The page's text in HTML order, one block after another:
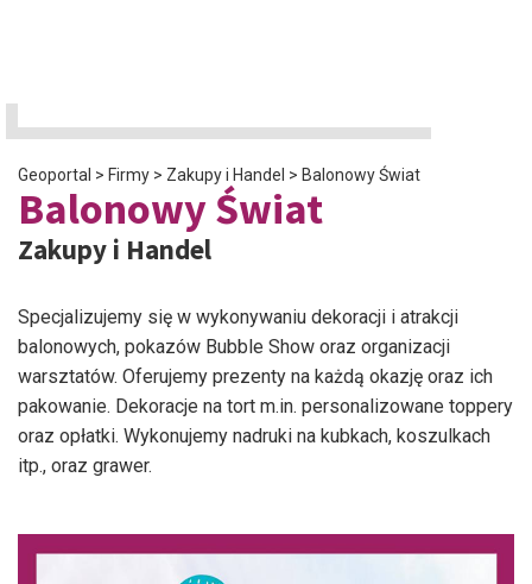
Geoportal > Firmy > Zakupy i Handel > Balonowy Świat
Balonowy Świat
Zakupy i Handel
Specjalizujemy się w wykonywaniu dekoracji i atrakcji
balonowych, pokazów Bubble Show oraz organizacji
warsztatów. Oferujemy prezenty na każdą okazję oraz ich
pakowanie. Dekoracje na tort m.in. personalizowane toppery
oraz opłatki. Wykonujemy nadruki na kubkach, koszulkach
itp., oraz grawer.